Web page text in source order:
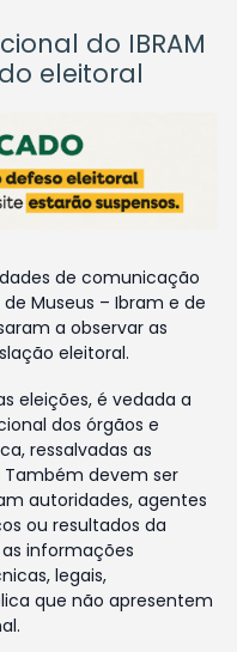
do IBRAM
eleitoral
de comunicação
Museus – Ibram e de
a observar as
eleitoral.
eleições, é vedada a
dos órgãos e
ressalvadas as
Também devem ser
autoridades, agentes
ou resultados da
informações
legais,
que não apresentem